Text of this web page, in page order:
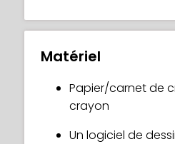
allez maitriser les
magnifiques et
pourrez montrer à vos
amis ! Et en plus, avec
simple et directe, vous
amuser !
Matériel
Papier/carnet de
crayon
Un logiciel de